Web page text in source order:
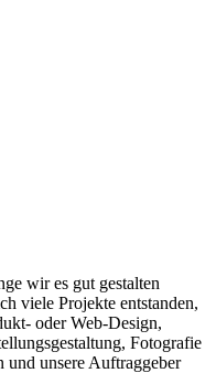
wir es gut gestalten
viele Projekte entstanden,
oder Web-Design,
Fotografie
und unsere Auftraggeber